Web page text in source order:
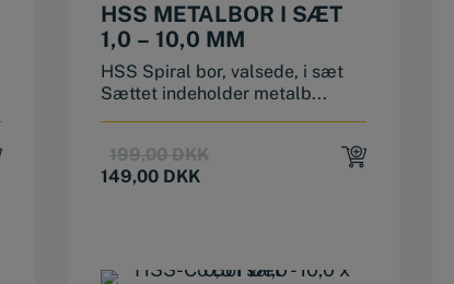
HSS METALBOR I SÆT
1,0 – 10,0 MM
HSS Spiral bor, valsede, i sæt
Sættet indeholder metalb...
199,00DKKOriginal
149,00 DKK
Current